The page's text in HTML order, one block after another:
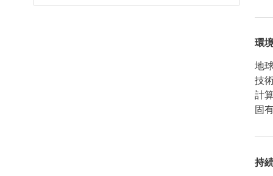
環
地
技
計
固
持